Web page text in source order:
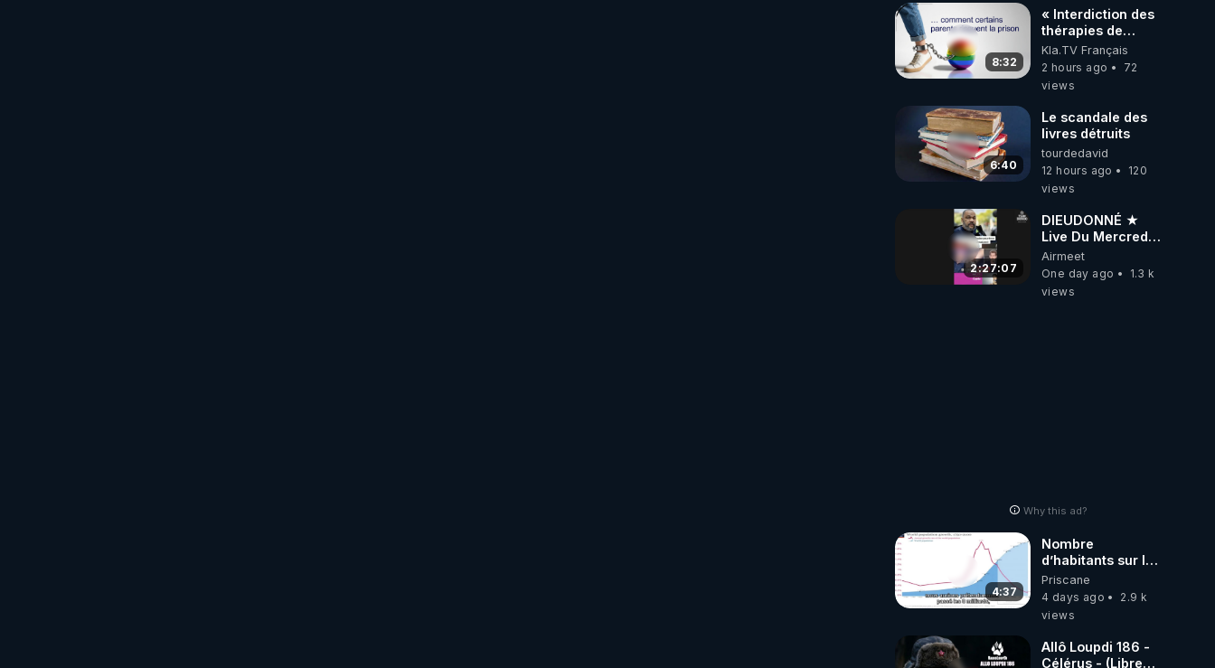
le nez
8:32
« Interdiction des
thérapies de
conversion »
Kla.TV Français
2 hours ago
72
views
6:40
Le scandale des
livres détruits
tourdedavid
12 hours ago
120
views
2:27:07
DIEUDONNÉ ★
Live Du Mercredi
5 Août 2026
Airmeet
One day ago
1.3 k
views
Why this ad?
4:37
Nombre
d’habitants sur la
planète Terre…
Priscane
4 days ago
2.9 k
views
Allô Loupdi 186 -
Célérus - (Libre